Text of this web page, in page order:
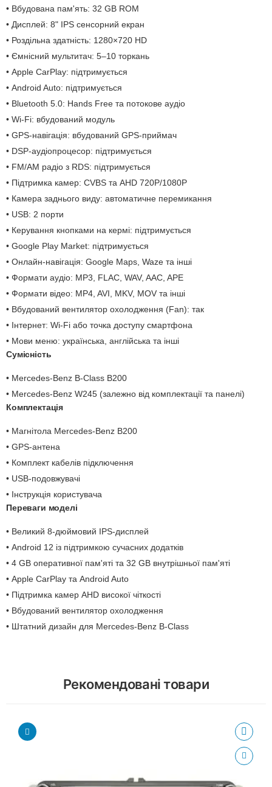
• Вбудована пам'ять: 32 GB ROM
• Дисплей: 8" IPS сенсорний екран
• Роздільна здатність: 1280×720 HD
• Ємнісний мультитач: 5–10 торкань
• Apple CarPlay: підтримується
• Android Auto: підтримується
• Bluetooth 5.0: Hands Free та потокове аудіо
• Wi-Fi: вбудований модуль
• GPS-навігація: вбудований GPS-приймач
• DSP-аудіопроцесор: підтримується
• FM/AM радіо з RDS: підтримується
• Підтримка камер: CVBS та AHD 720P/1080P
• Камера заднього виду: автоматичне перемикання
• USB: 2 порти
• Керування кнопками на кермі: підтримується
• Google Play Market: підтримується
• Онлайн-навігація: Google Maps, Waze та інші
• Формати аудіо: MP3, FLAC, WAV, AAC, APE
• Формати відео: MP4, AVI, MKV, MOV та інші
• Вбудований вентилятор охолодження (Fan): так
• Інтернет: Wi-Fi або точка доступу смартфона
• Мови меню: українська, англійська та інші
Сумісність
• Mercedes-Benz B-Class B200
• Mercedes-Benz W245 (залежно від комплектації та панелі)
Комплектація
• Магнітола Mercedes-Benz B200
• GPS-антена
• Комплект кабелів підключення
• USB-подовжувачі
• Інструкція користувача
Переваги моделі
• Великий 8-дюймовий IPS-дисплей
• Android 12 із підтримкою сучасних додатків
• 4 GB оперативної пам'яті та 32 GB внутрішньої пам'яті
• Apple CarPlay та Android Auto
• Підтримка камер AHD високої чіткості
• Вбудований вентилятор охолодження
• Штатний дизайн для Mercedes-Benz B-Class
Рекомендовані товари